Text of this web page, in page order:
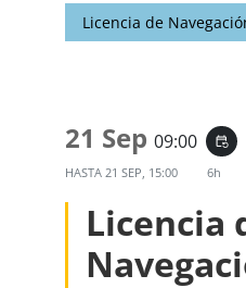
Licencia de
21 Sep 09:00 event_repeat
HASTA 21 SEP, 15:00 6h
Licencia